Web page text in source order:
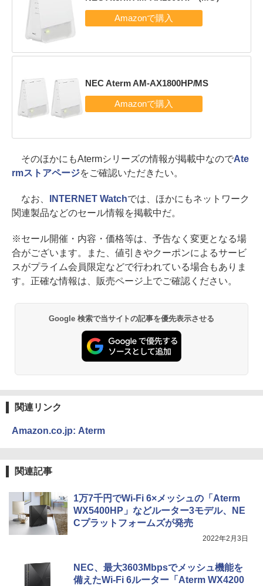
NEC Aterm AM-AX1800HP/MS
そのほかにもAtermシリーズの情報が掲載中なのでAte
rmストアページをご確認いただきたい。
なお、 INTERNET Watchでは、ほかにもネットワーク
関連製品などのセール情報を掲載中だ。
※セール開催・内容・価格等は、予告なく変更となる場
合がございます。また、値引きやクーポンによるサービ
スがプライム会員限定などで行われている場合もありま
す。正確な情報は、販売ページ上でご確認ください。
Google 検索で当サイトの記事を優先表示させる
関連リンク
Amazon.co.jp: Aterm
関連記事
1万7千円でWi-Fi 6×メッシュの「Aterm
WX5400HP」などルーター3モデル、NE
Cプラットフォームズが発売
2022年2月3日
NEC、最大3603Mbpsでメッシュ機能を
備えたWi-Fi 6ルーター「Aterm WX4200